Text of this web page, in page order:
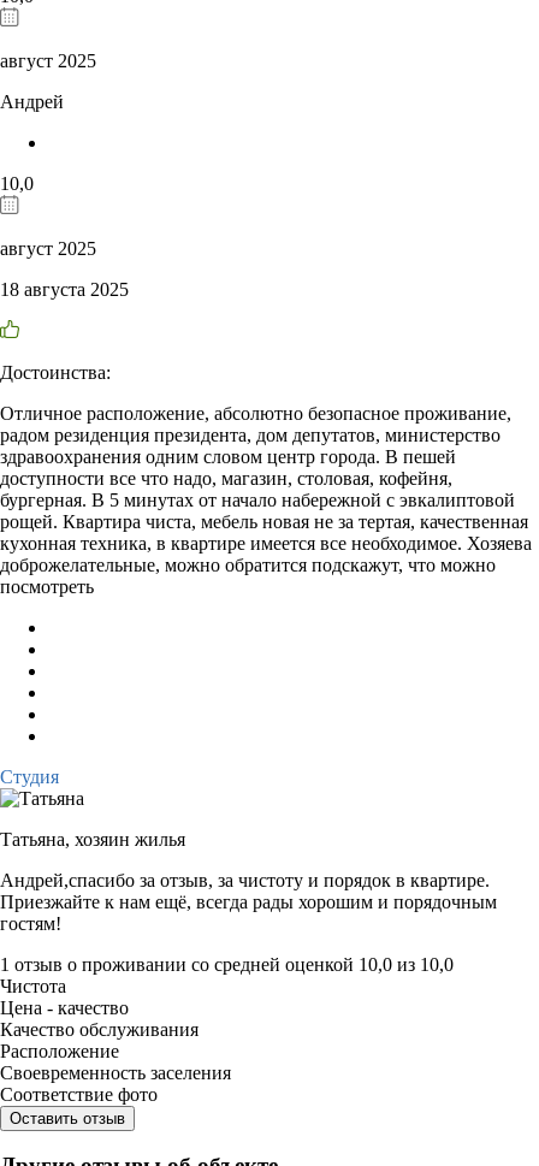
август 2025
Андрей
10,0
август 2025
18 августа 2025
Достоинства:
Отличное расположение, абсолютно безопасное проживание,
радом резиденция президента, дом депутатов, министерство
здравоохранения одним словом центр города. В пешей
доступности все что надо, магазин, столовая, кофейня,
бургерная. В 5 минутах от начало набережной с эвкалиптовой
рощей. Квартира чиста, мебель новая не за тертая, качественная
кухонная техника, в квартире имеется все необходимое. Хозяева
доброжелательные, можно обратится подскажут, что можно
посмотреть
Студия
Татьяна, хозяин жилья
Андрей,спасибо за отзыв, за чистоту и порядок в квартире.
Приезжайте к нам ещё, всегда рады хорошим и порядочным
гостям!
1 отзыв о проживании со средней оценкой 10,0 из 10,0
Чистота
Цена - качество
Качество обслуживания
Расположение
Своевременность заселения
Соответствие фото
Оставить отзыв